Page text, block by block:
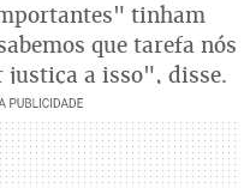
tinham
que tarefa nós
justiça a isso", disse.